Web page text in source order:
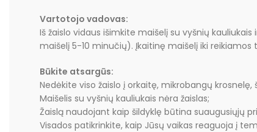
Vartotojo vadovas:
Iš žaislo vidaus išimkite maišelį su vyšnių
maišelį 5-10 minučių). Įkaitinę maišelį iki
Būkite atsargūs:
Nedėkite viso žaislo į orkaitę, mikrobangų
Maišelis su vyšnių kauliukais nėra žaislas;
Žaislą naudojant kaip šildyklę būtina suaugusiųjų
Visados patikrinkite, kaip Jūsų vaikas reaguoja į